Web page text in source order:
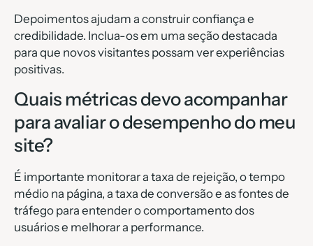
Depoimentos ajudam a construir confiança e
credibilidade. Inclua-os em uma seção destacada
para que novos visitantes possam ver experiências
positivas.
Quais métricas devo acompanhar
para avaliar o desempenho do meu
site?
É importante monitorar a taxa de rejeição, o tempo
médio na página, a taxa de conversão e as fontes de
tráfego para entender o comportamento dos
usuários e melhorar a performance.